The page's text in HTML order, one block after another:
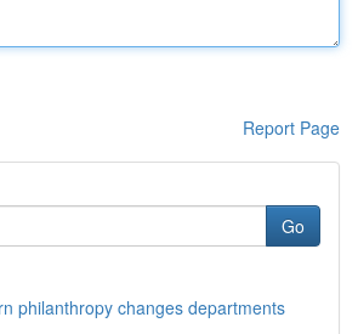
Report Page
Go
philanthropy changes departments